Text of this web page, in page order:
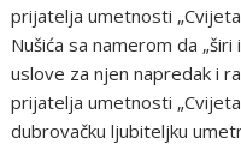
prijatelja umetnosti
Nušića sa namerom da
uslove za njen napredak i
prijatelja umetnоsti
dubrоvačku ljubiteljku